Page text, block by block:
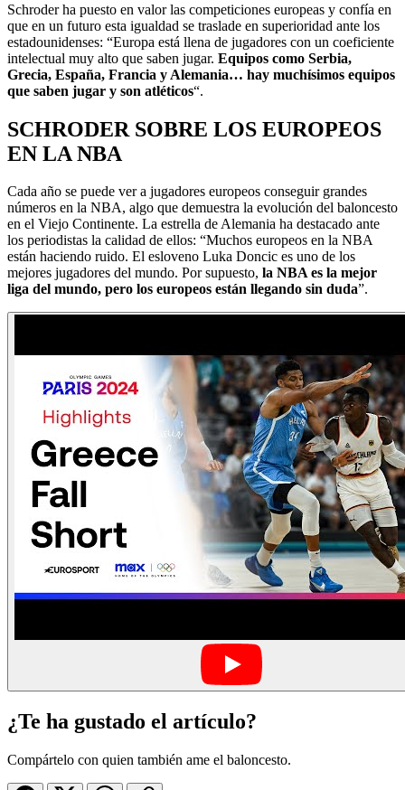
Schroder ha puesto en valor las competiciones europeas y confía en
que en un futuro esta igualdad se traslade en superioridad ante los
estadounidenses: “Europa está llena de jugadores con un coeficiente
intelectual muy alto que saben jugar. Equipos como Serbia,
Grecia, España, Francia y Alemania… hay muchísimos equipos
que saben jugar y son atléticos“.
SCHRODER SOBRE LOS EUROPEOS
EN LA NBA
Cada año se puede ver a jugadores europeos conseguir grandes
números en la NBA, algo que demuestra la evolución del baloncesto
en el Viejo Continente. La estrella de Alemania ha destacado ante
los periodistas la calidad de ellos: “Muchos europeos en la NBA
están haciendo ruido. El esloveno Luka Doncic es uno de los
mejores jugadores del mundo. Por supuesto, la NBA es la mejor
liga del mundo, pero los europeos están llegando sin duda”.
¿Te ha gustado el artículo?
Compártelo con quien también ame el baloncesto.